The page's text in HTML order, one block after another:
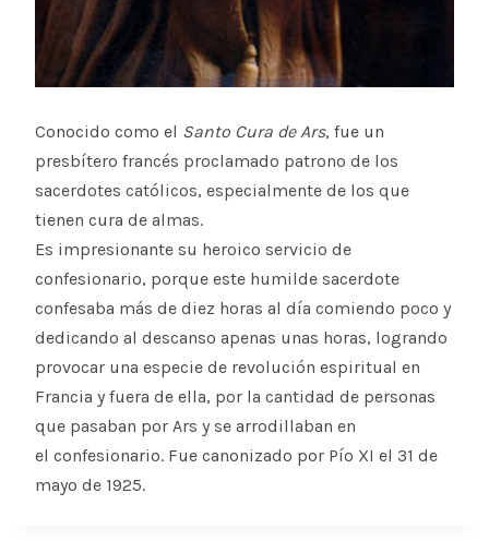
Conocido como el Santo Cura de Ars, fue un
presbítero francés proclamado patrono de los
sacerdotes católicos, especialmente de los que
tienen cura de almas.
Es impresionante su heroico servicio de
confesionario, porque este humilde sacerdote
confesaba más de diez horas al día comiendo poco y
dedicando al descanso apenas unas horas, logrando
provocar una especie de revolución espiritual en
Francia y fuera de ella, por la cantidad de personas
que pasaban por Ars y se arrodillaban en
el confesionario. Fue canonizado por Pío XI el 31 de
mayo de 1925.